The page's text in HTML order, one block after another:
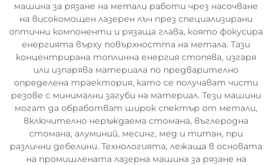
машина за рязане на метали работи чрез насочване
на високомощен лазерен лъч през специализирани
оптични компоненти и рязаща глава, която фокусира
енергията върху повърхността на метала. Тази
концентрирана топлинна енергия стопява, изгаря
или изпарява материала по предварително
определена траектория, като се получават чисти
резове с минимални загуби на материал. Тези машини
могат да обработват широк спектър от метали,
включително неръждаема стомана, въглеродна
стомана, алуминий, месинг, мед и титан, при
различни дебелини. Технологията, лежаща в основата
на промишлената лазерна машина за рязане на